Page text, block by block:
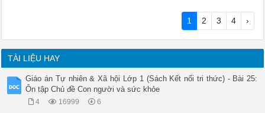
1 2 3 4 ›
TÀI LIỆU HAY
Giáo án Tự nhiên & Xã hội Lớp 1 (Sách Kết nối tri thức) - Bài 25:
Ôn tập Chủ đề Con người và sức khỏe
4 16999 6